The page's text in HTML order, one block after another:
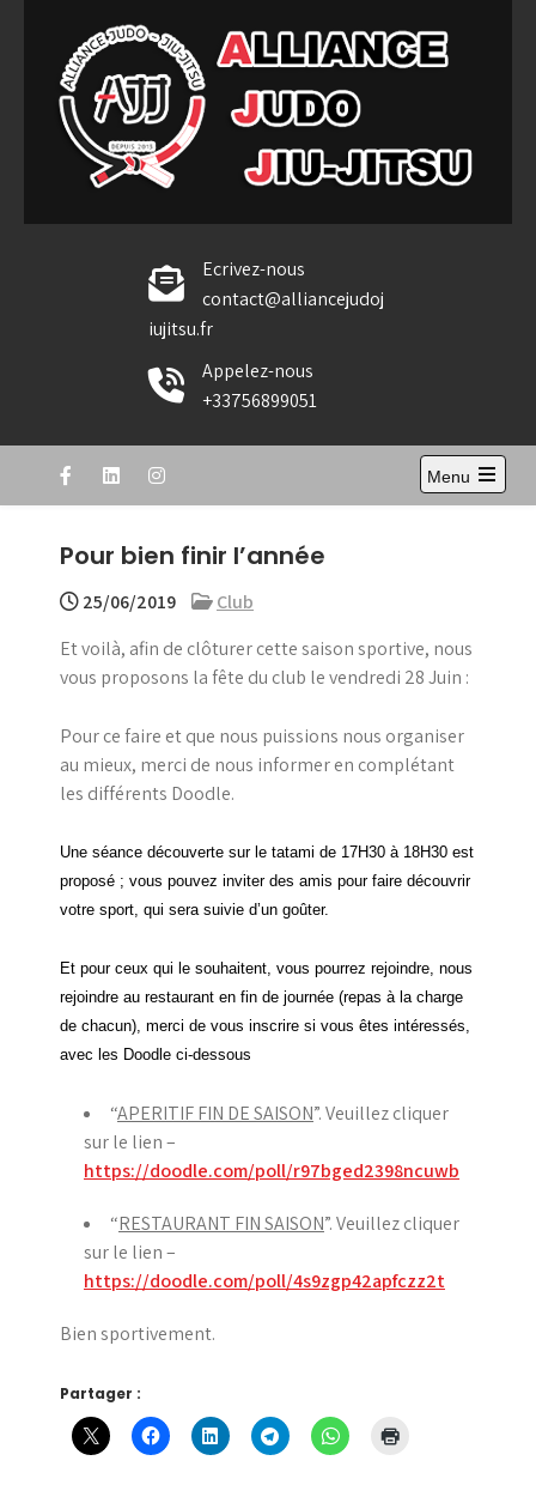
content
Alliance Judo Jiu-jitsu
Ecrivez-nous
contact@alliancejudoj
iujitsu.fr
Appelez-nous
+33756899051
Menu
Open
Pour bien finir l’année
25/06/2019
Club
Et voilà, afin de clôturer cette saison sportive, nous
vous proposons la fête du club le vendredi 28 Juin :
Pour ce faire et que nous puissions nous organiser
au mieux, merci de nous informer en complétant
les différents Doodle.
Une séance découverte sur le tatami de 17H30 à 18H30 est
proposé ; vous pouvez inviter des amis pour faire découvrir
votre sport, qui sera suivie d’un goûter.
Et pour ceux qui le souhaitent, vous pourrez rejoindre, nous
rejoindre au restaurant en fin de journée (repas à la charge
de chacun), merci de vous inscrire si vous êtes intéressés,
avec les Doodle ci-dessous
“APERITIF FIN DE SAISON”. Veuillez cliquer
sur le lien –
https://doodle.com/poll/r97bged2398ncuwb
“RESTAURANT FIN SAISON”. Veuillez cliquer
sur le lien –
https://doodle.com/poll/4s9zgp42apfczz2t
Bien sportivement.
Partager :